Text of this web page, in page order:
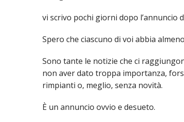
UTDR (UFFICIO
vi scrivo pochi giorni dopo l’annuncio
Spero che ciascuno di voi abbia
Sono tante le notizie che ci
non aver dato troppa importanza,
rimpianti o, meglio, senza novità.
È un annuncio ovvio e desueto.